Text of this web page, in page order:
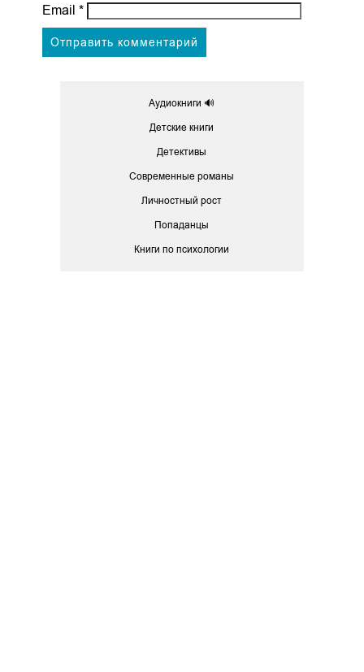
Email *
Аудиокниги 🔊
Детские книги
Детективы
Современные романы
Личностный рост
Попаданцы
Книги по психологии